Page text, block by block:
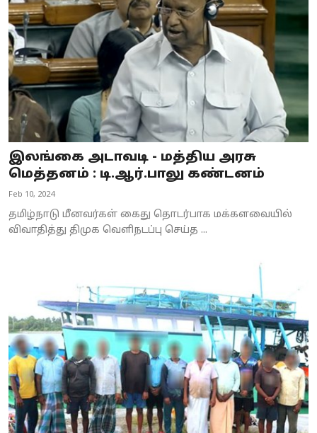
இலங்கை அடாவடி - மத்திய அரசு
மெத்தனம் : டி.ஆர்.பாலு கண்டனம்
Feb 10, 2024
தமிழ்நாடு மீனவர்கள் கைது தொடர்பாக மக்களவையில்
விவாதித்து திமுக வெளிநடப்பு செய்த ...